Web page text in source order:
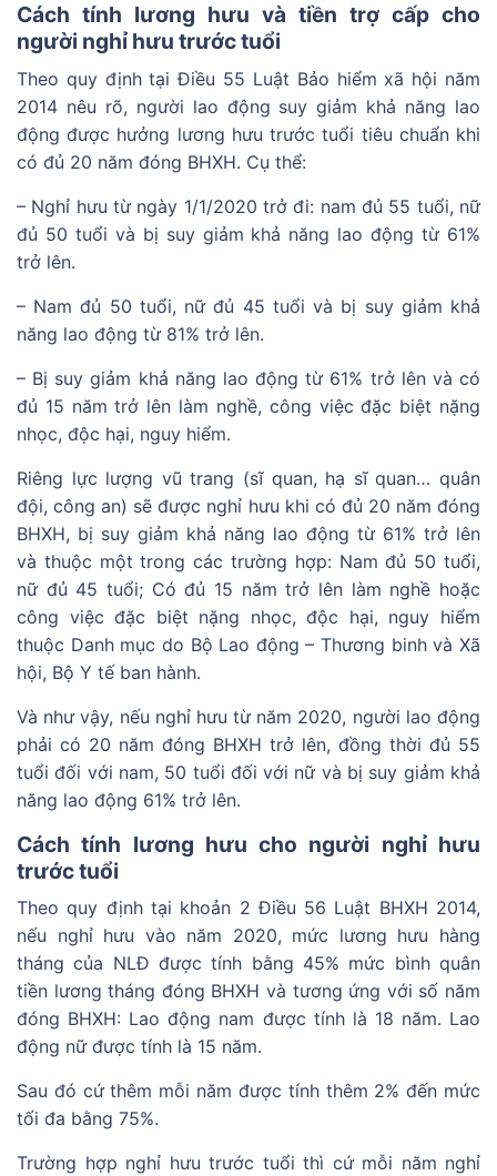
Cách tính lương hưu và tiền trợ cấp cho
người nghỉ hưu trước tuổi
Theo quy định tại Điều 55 Luật Bảo hiểm xã hội năm
2014 nêu rõ, người lao động suy giảm khả năng lao
động được hưởng lương hưu trước tuổi tiêu chuẩn khi
có đủ 20 năm đóng BHXH. Cụ thể:
– Nghỉ hưu từ ngày 1/1/2020 trở đi: nam đủ 55 tuổi, nữ
đủ 50 tuổi và bị suy giảm khả năng lao động từ 61%
trở lên.
– Nam đủ 50 tuổi, nữ đủ 45 tuổi và bị suy giảm khả
năng lao động từ 81% trở lên.
– Bị suy giảm khả năng lao động từ 61% trở lên và có
đủ 15 năm trở lên làm nghề, công việc đặc biệt nặng
nhọc, độc hại, nguy hiểm.
Riêng lực lượng vũ trang (sĩ quan, hạ sĩ quan… quân
đội, công an) sẽ được nghỉ hưu khi có đủ 20 năm đóng
BHXH, bị suy giảm khả năng lao động từ 61% trở lên
và thuộc một trong các trường hợp: Nam đủ 50 tuổi,
nữ đủ 45 tuổi; Có đủ 15 năm trở lên làm nghề hoặc
công việc đặc biệt nặng nhọc, độc hại, nguy hiểm
thuộc Danh mục do Bộ Lao động – Thương binh và Xã
hội, Bộ Y tế ban hành.
Và như vậy, nếu nghỉ hưu từ năm 2020, người lao động
phải có 20 năm đóng BHXH trở lên, đồng thời đủ 55
tuổi đối với nam, 50 tuổi đối với nữ và bị suy giảm khả
năng lao động 61% trở lên.
Cách tính lương hưu cho người nghỉ hưu
trước tuổi
Theo quy định tại khoản 2 Điều 56 Luật BHXH 2014,
nếu nghỉ hưu vào năm 2020, mức lương hưu hàng
tháng của NLĐ được tính bằng 45% mức bình quân
tiền lương tháng đóng BHXH và tương ứng với số năm
đóng BHXH: Lao động nam được tính là 18 năm. Lao
động nữ được tính là 15 năm.
Sau đó cứ thêm mỗi năm được tính thêm 2% đến mức
tối đa bằng 75%.
Trường hợp nghỉ hưu trước tuổi thì cứ mỗi năm nghỉ